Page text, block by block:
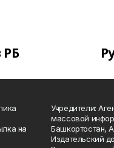
на
Учредители:
массовой
Башкортостан,
Издательский